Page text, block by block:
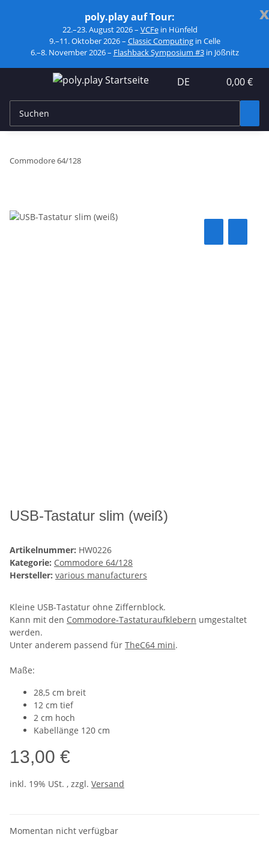
x
poly.play auf Tour:
22.–23. August 2026 – VCFein Hünfeld
9.–11. Oktober 2026 – Classic Computingin Celle
6.–8. November 2026 – Flashback Symposium #3in Jößnitz
DE 0,00 €
Commodore 64/128
USB-Tastatur slim (weiß)
Artikelnummer: HW0226
Kategorie: Commodore 64/128
Hersteller: various manufacturers
Kleine USB-Tastatur ohne Ziffernblock.
Kann mit den Commodore-Tastaturaufklebern umgestaltet
werden.
Unter anderem passend für TheC64 mini.
Maße:
28,5 cm breit
12 cm tief
2 cm hoch
Kabellänge 120 cm
13,00 €
inkl. 19% USt. , zzgl. Versand
Momentan nicht verfügbar